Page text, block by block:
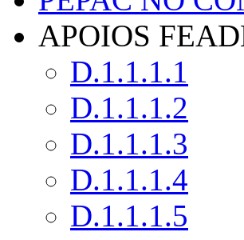
APOIOS
D.1.1.1.1
D.1.1.1.2
D.1.1.1.3
D.1.1.1.4
D.1.1.1.5